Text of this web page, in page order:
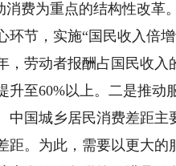
为重点的结构性改革
环节，实施“国民收入倍
，劳动者报酬占国民收
升至60%以上。二是推
中国城乡居民消费差距
距。为此，需要以更大